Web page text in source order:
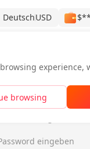
DeutschUSD $**
auswählen
experience,
browsing